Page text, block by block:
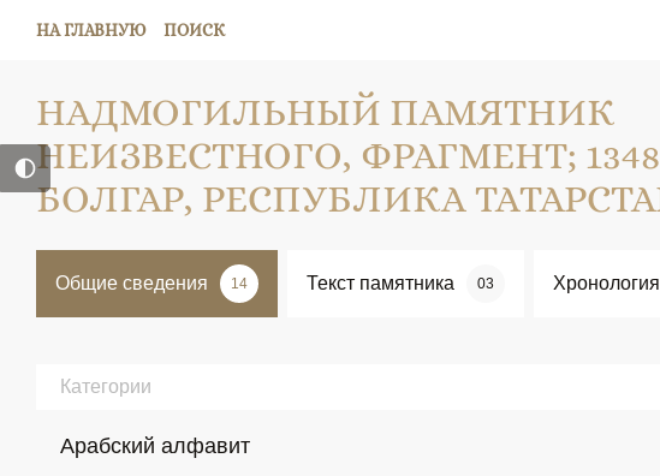
НА ГЛАВНУЮ ПОИСК
НАДМОГИЛЬНЫЙ ПАМЯТНИК
НЕИЗВЕСТНОГО, ФРАГМЕНТ; 1348
БОЛГАР, РЕСПУБЛИКА
Общие сведения 14 Текст памятника 03 Хронология
Категории
Арабский алфавит